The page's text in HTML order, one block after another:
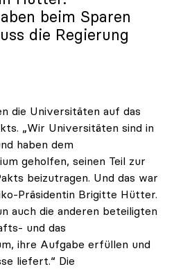
beim Sparen
die Regierung
die Universitäten auf das
„Wir Universitäten sind in
haben dem
geholfen, seinen Teil zur
beizutragen. Und das war
Präsidentin Brigitte Hütter.
auch die anderen beteiligten
und das
ihre Aufgabe erfüllen und
liefert.“ Die